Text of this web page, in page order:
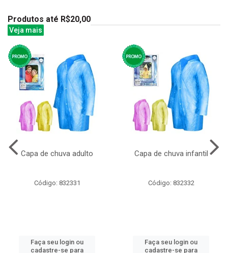
Produtos até R$20,00
Veja mais
Capa de chuva adulto
Código: 832331
Faça seu login ou
cadastre-se para
Capa de chuva infantil
Código: 832332
Faça seu login ou
cadastre-se para